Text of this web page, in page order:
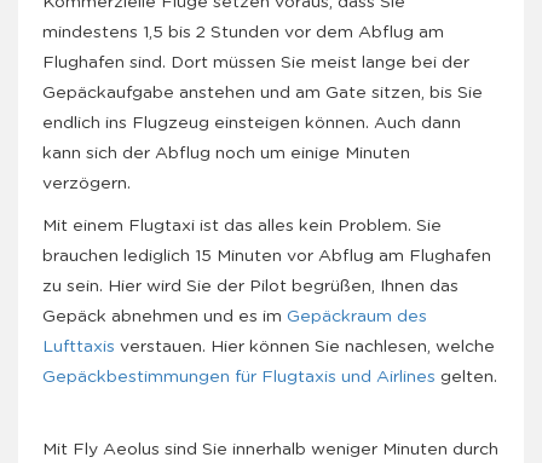
mindestens 1,5 bis 2 Stunden vor dem Abflug am
Flughafen sind. Dort müssen Sie meist lange bei der
Gepäckaufgabe anstehen und am Gate sitzen, bis Sie
endlich ins Flugzeug einsteigen können. Auch dann
kann sich der Abflug noch um einige Minuten
verzögern.
Mit einem Flugtaxi ist das alles kein Problem. Sie
brauchen lediglich 15 Minuten vor Abflug am Flughafen
zu sein. Hier wird Sie der Pilot begrüßen, Ihnen das
Gepäck abnehmen und es im Gepäckraum des
Lufttaxis verstauen. Hier können Sie nachlesen, welche
Gepäckbestimmungen für Flugtaxis und Airlines gelten.
Mit Fly Aeolus sind Sie innerhalb weniger Minuten durch